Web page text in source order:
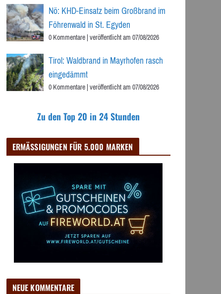
Nö: KHD-Einsatz beim Großbrand im
Föhrenwald in St. Egyden
0 Kommentare|veröffentlicht am 07/08/2026
Tirol: Waldbrand in Mayrhofen rasch
eingedämmt
0 Kommentare|veröffentlicht am 07/08/2026
Zu den Top 20 in 24 Stunden
ERMÄSSIGUNGEN FÜR 5.000 MARKEN
NEUE KOMMENTARE